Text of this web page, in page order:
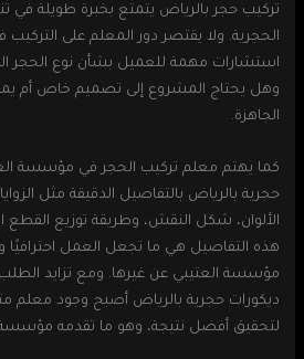
تركيب حجر بالرياض يتمتع بخبرة طويلة في
الحجرية. ولا يقتصر دور المعلم على
استشارات مهمة للعميل بشأن نوع الحجر
وهل يحتاج المشروع إلى تصميم خاص أم
الجاهزة.
كما يهتم معلم تركيب الحجر في مؤسسة
حجرية بالرياض بالتفاصيل الدقيقة مثل
الألوان، شكل النقش، وطريقة توزيع القطع
هذه التفاصيل هي ما تجعل العمل احترافيًا
مؤسسة العتيبي عن غيرها. ومع تزايد
ديكورات حجرية بالرياض أصبح وجود
لتحقيق أفضل نتيجة، وهو ما تقدمه مؤسسة